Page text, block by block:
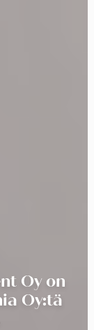
Oy on
Oy:tä